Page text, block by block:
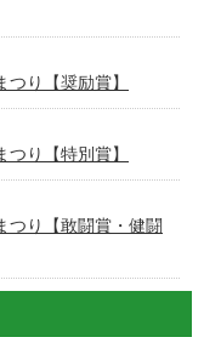
り【奨励賞】
り【特別賞】
り【敢闘賞・健闘